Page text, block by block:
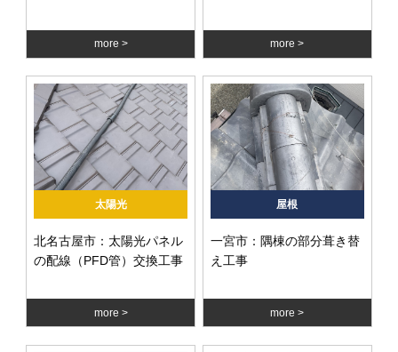
more more
太陽光
北名古屋市：太陽光パネル
の配線（PFD管）交換工事
more
屋根
一宮市：隅棟の部分葺き替
え工事
more